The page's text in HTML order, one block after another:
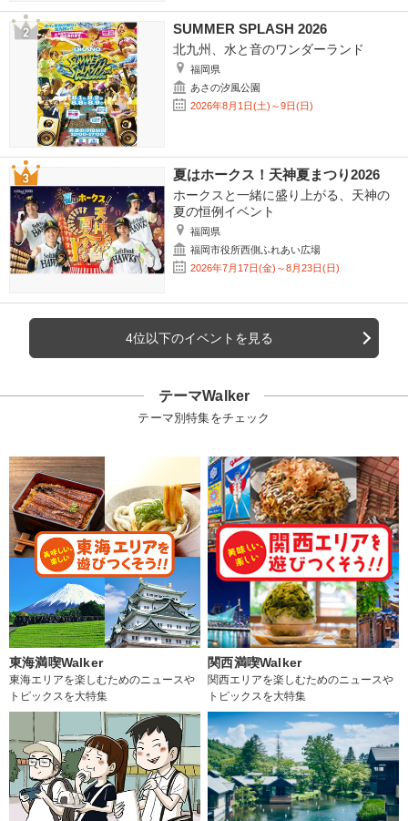
SUMMER SPLASH 2026
北九州、水と音のワンダーランド
福岡県
あさの汐風公園
2026年8月1日(土)～9日(日)
夏はホークス！天神夏まつり2026
ホークスと一緒に盛り上がる、天神の
夏の恒例イベント
福岡県
福岡市役所西側ふれあい広場
2026年7月17日(金)～8月23日(日)
4位以下のイベントを見る
テーマWalker
テーマ別特集をチェック
東海満喫Walker
東海エリアを楽しむためのニュースや
トピックスを大特集
関西満喫Walker
関西エリアを楽しむためのニュースや
トピックスを大特集